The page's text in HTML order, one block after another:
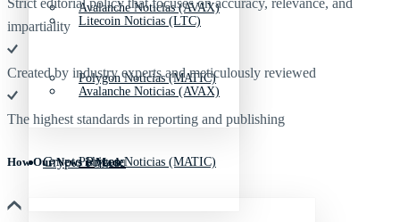
Avalanche Noticias (AVAX)
Polygon Noticias (MATIC)
Crypto Prices
Litecoin Noticias (LTC)
Avalanche Noticias (AVAX)
Polygon Noticias (MATIC)
Strict editorial policy that focuses on accuracy, relevance, and
impartiality
Created by industry experts and meticulously reviewed
The highest standards in reporting and publishing
How Our News is Made